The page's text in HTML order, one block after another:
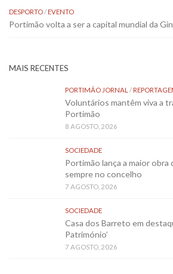
DESPORTO/EVENTO
Portimão volta a ser a capital mundial da
MAIS RECENTES
PORTIMÃO JORNAL /
Voluntários mantêm viva a
Portimão
8 AGOSTO, 2026
SOCIEDADE
Portimão lança a maior obra
sempre no concelho
7 AGOSTO, 2026
SOCIEDADE
Casa dos Barreto em
Património’
7 AGOSTO, 2026